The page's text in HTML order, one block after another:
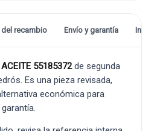
recambio Envío y garantía
ACEITE 55185372de segunda
Es una pieza revisada,
económica para